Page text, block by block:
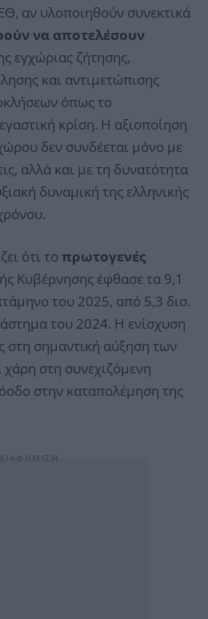
αν υλοποιηθούν συνεκτικά
να αποτελέσουν
εγχώριας ζήτησης,
και αντιμετώπισης
όπως το
κρίση. Η αξιοποίηση
δεν συνδέεται μόνο με
αλλά και με τη δυνατότητα
δυναμική της ελληνικής
ότι το πρωτογενές
Κυβέρνησης έφθασε τα 9,1
του 2025, από 5,3 δισ.
του 2024. Η ενίσχυση
στη σημαντική αύξηση των
στη συνεχιζόμενη
στην καταπολέμηση της